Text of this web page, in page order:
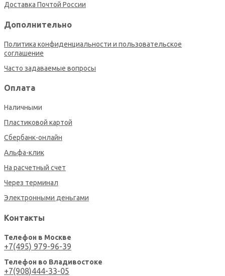
Доставка Почтой России
Дополнительно
Политика конфиденциальности и пользовательское
соглашение
Часто задаваемые вопросы
Оплата
Наличными
Пластиковой картой
Сбербанк-онлайн
Альфа-клик
На расчетный счет
Через терминал
Электронными деньгами
Контакты
Телефон в Москве
+7(495) 979-96-39
Телефон во Владивостоке
+7(908)444-33-05